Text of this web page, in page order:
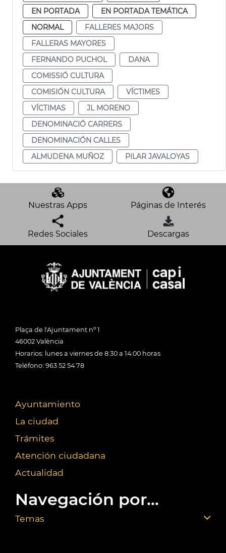
EN PORTADA
EN PORTADA TEMÁTICA
NORMAL
FALLERES MAJORS
FALLERAS MAYORES
FERNANDO PUCHOL
DANA
COMISSIÓ CULTURA
COMISIÓN CULTURA
VÍCTIMES
VÍCTIMAS
JL MORENO
DENOMINACIÓ CARRERS
DENOMINACIÓN CALLES
ALMUDENA MUÑOZ
PILAR JAVALOYAS
Nuestras Apps Páginas de Interés
Redes Sociales Descargas
Plaça de l'Ajuntament nº 1
46002 València
Horarios: lunes a viernes de 8:30 a 14:00 horas
Teléfono: 963 52 54 78
Ayuntamiento
La ciudad
Trámites
Atención ciudadana
Actualidad
Navegación por...
Temas